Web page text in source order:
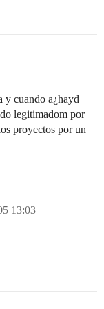
y cuando a¿hayd
legitimadom por
proyectos por un
13:03